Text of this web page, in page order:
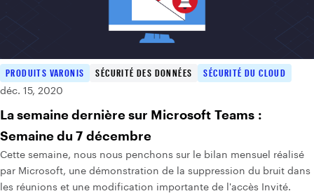
PRODUITS VARONIS SÉCURITÉ DES DONNÉES
SÉCURITÉ DU CLOUD
déc. 15, 2020
La semaine dernière sur Microsoft Teams :
Semaine du 7 décembre
Cette semaine, nous nous penchons sur le bilan mensuel réalisé
par Microsoft, une démonstration de la suppression du bruit dans
les réunions et une modification importante de l'accès Invité.